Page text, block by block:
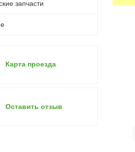
запчасти
Карта проезда
Оставить отзыв